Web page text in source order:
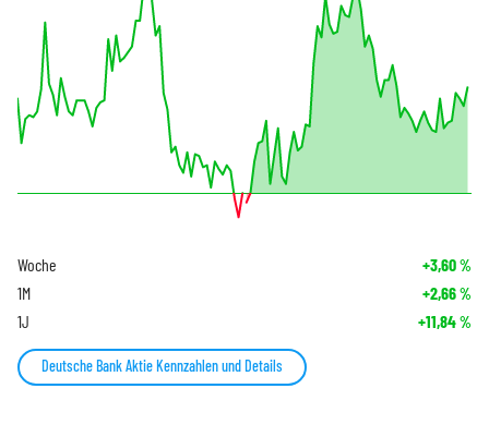
Woche +3,60%
1M +2,66%
1J +11,84%
Deutsche Bank Aktie Kennzahlen und Details